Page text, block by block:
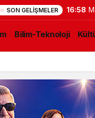
SON GELIŞMELER 16:58
Bilim-Teknoloji